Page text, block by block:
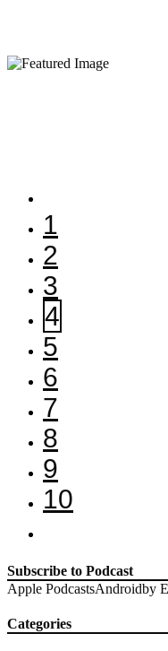
1
2
3
4
5
6
7
8
9
10
Subscribe to Podcast
Apple PodcastsAndroidby
Categories